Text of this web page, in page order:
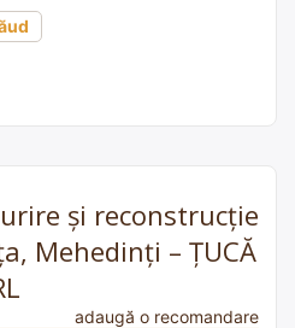
și reconstrucție
Mehedinți – ȚUCĂ
adaugă o recomandare